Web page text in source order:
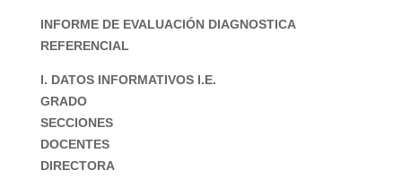
INFORME DE EVALUACIÓN DIAGNOSTICA
REFERENCIAL
I. DATOS INFORMATIVOS I.E.
GRADO
SECCIONES
DOCENTES
DIRECTORA